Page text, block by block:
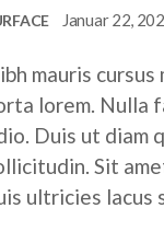
Januar 22,
mauris
lorem. Nulla
Duis ut diam
Sit
ultricies lacus